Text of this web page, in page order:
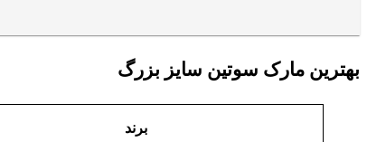
بهترین مارک سوتین سایز بزرگ
برند